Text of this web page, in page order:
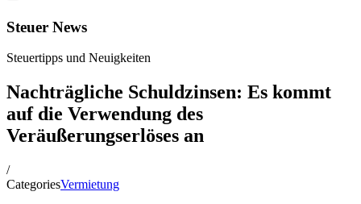
Steuer News
Steuertipps und Neuigkeiten
Nachträgliche Schuldzinsen: Es kommt
auf die Verwendung des
Veräußerungserlöses an
/
CategoriesVermietung